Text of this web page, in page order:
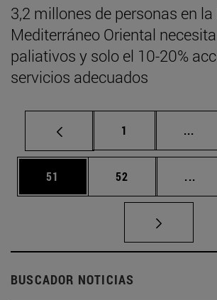
3,2 millones de personas en la
Mediterráneo Oriental
paliativos y solo el 10-20%
servicios adecuados
Página
1 ...
Página
51 Página
52 ...
BUSCADOR NOTICIAS